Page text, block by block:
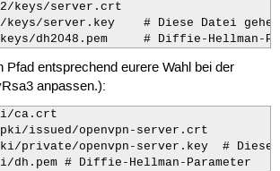
keys/server.crt
keys/server.key    # Diese Datei
dh2048.pem     # Diffie-Hellman-
Pfad entsprechend eurere Wahl bei der
anpassen.):
ca.crt
issued/openvpn-server.crt
private/openvpn-server.key  #
dh.pem # Diffie-Hellman-Parameter